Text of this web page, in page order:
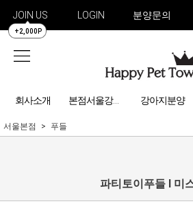
JOIN US
+2,000P
LOGIN 분양문의
회사소개 본점서울강아지분양 강아지분양
서울본점 푸들
파티토이푸들 l 미